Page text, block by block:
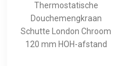
Thermostatische
Douchemengkraan
Schutte London Chroom
120 mm HOH-afstand